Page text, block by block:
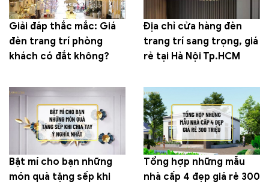
Giải đáp thắc mắc: Giá
đèn trang trí phòng
khách có đắt không?
Địa chỉ cửa hàng đèn
trang trí sang trọng, giá
rẻ tại Hà Nội Tp.HCM
Bật mí cho bạn những
món quà tặng sếp khi
Tổng hợp những mẫu
nhà cấp 4 đẹp giá rẻ 300